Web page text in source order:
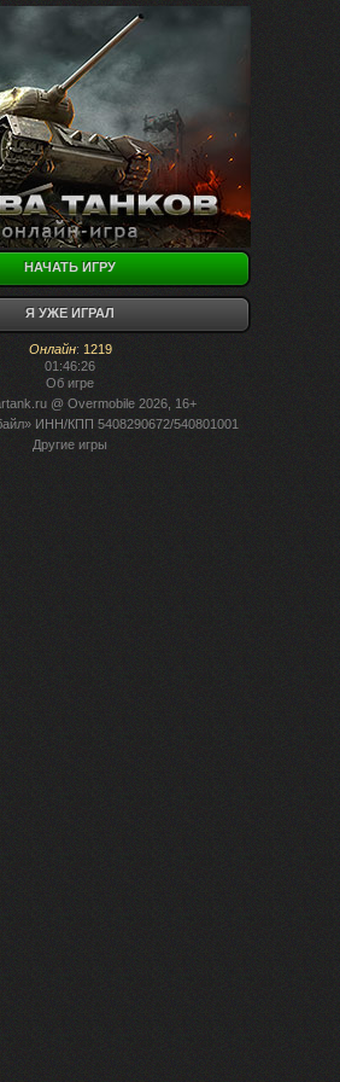
НАЧАТЬ ИГРУ
Я УЖЕ ИГРАЛ
Онлайн: 1219
01:46:26
Об игре
@ Overmobile 2026, 16+
ИНН/КПП 5408290672/540801001
Другие игры